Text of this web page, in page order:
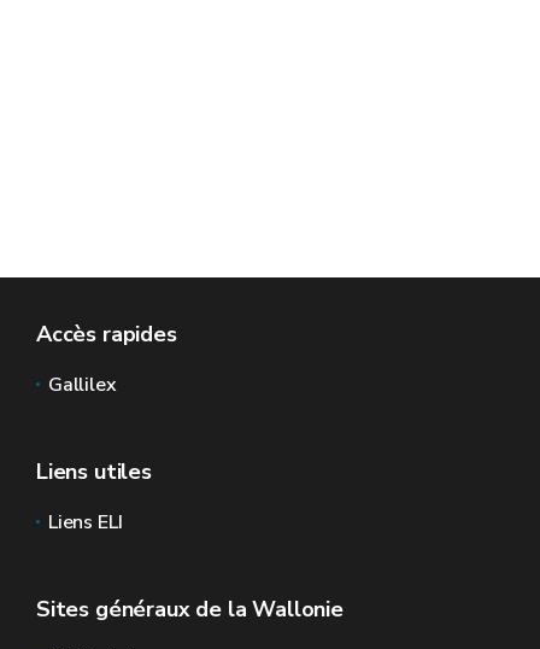
Accès rapides
Gallilex
Liens utiles
Liens ELI
Sites généraux de la Wallonie